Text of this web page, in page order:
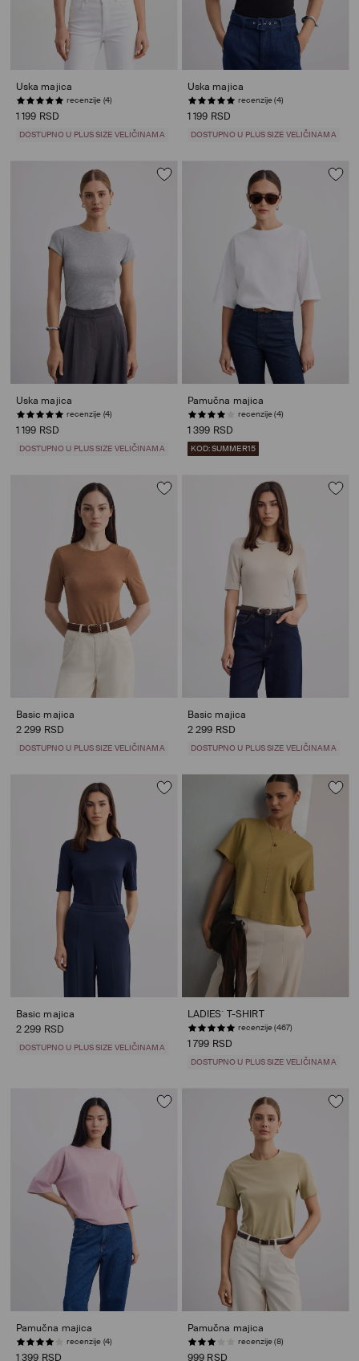
Uska majica
recenzije (4)
1 199 RSD
DOSTUPNO U PLUS SIZE VELIČINAMA
Uska majica
recenzije (4)
1 199 RSD
DOSTUPNO U PLUS SIZE VELIČINAMA
Uska majica
recenzije (4)
1 199 RSD
DOSTUPNO U PLUS SIZE VELIČINAMA
Pamučna majica
recenzije (4)
1 399 RSD
KOD: SUMMER15
Basic majica
2 299 RSD
DOSTUPNO U PLUS SIZE VELIČINAMA
Basic majica
2 299 RSD
DOSTUPNO U PLUS SIZE VELIČINAMA
Basic majica
2 299 RSD
DOSTUPNO U PLUS SIZE VELIČINAMA
LADIES` T-SHIRT
recenzije (467)
1 799 RSD
DOSTUPNO U PLUS SIZE VELIČINAMA
Pamučna majica
recenzije (4)
1 399 RSD
Pamučna majica
recenzije (8)
999 RSD